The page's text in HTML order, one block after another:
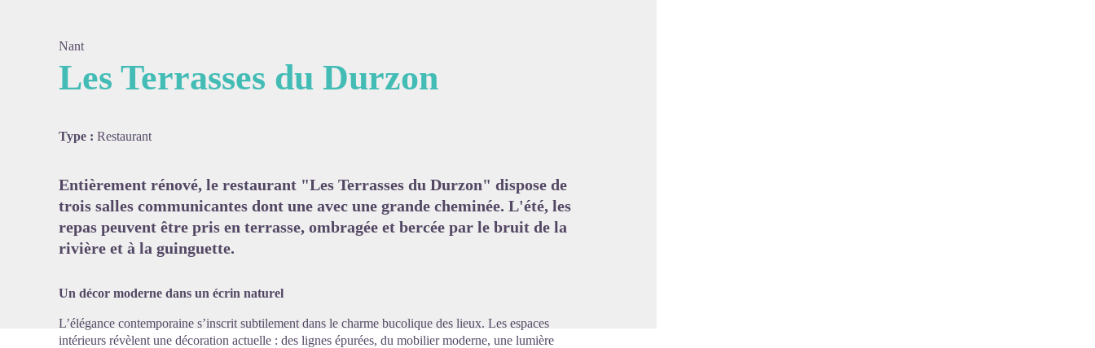
Nant
Les Terrasses du Durzon
Type : Restaurant
Entièrement rénové, le restaurant "Les Terrasses du Durzon" dispose de
trois salles communicantes dont une avec une grande cheminée. L'été, les
repas peuvent être pris en terrasse, ombragée et bercée par le bruit de la
rivière et à la guinguette.
Un décor moderne dans un écrin naturel
L’élégance contemporaine s’inscrit subtilement dans le charme bucolique des lieux. Les espaces
intérieurs révèlent une décoration actuelle : des lignes épurées, du mobilier moderne, une lumière